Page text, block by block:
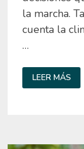
la marcha.
cuenta la
…
COSTA
RICA
POR
LEER MÁS